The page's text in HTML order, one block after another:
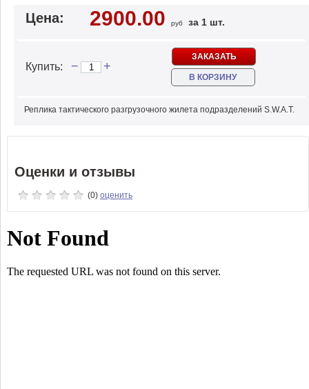
Цена: 2900.00 руб за 1 шт.
Купить: − +
ЗАКАЗАТЬ
В КОРЗИНУ
Реплика тактического разгрузочного жилета подразделений S.W.A.T.
Оценки и отзывы
(0) оценить